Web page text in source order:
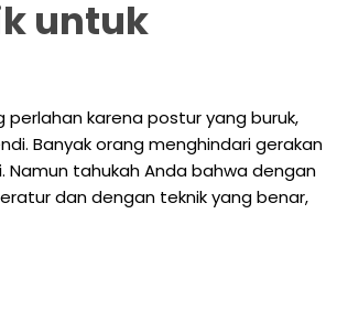
untuk
karena postur yang buruk,
Banyak orang menghindari gerakan
tahukah Anda bahwa dengan
dan dengan teknik yang benar,